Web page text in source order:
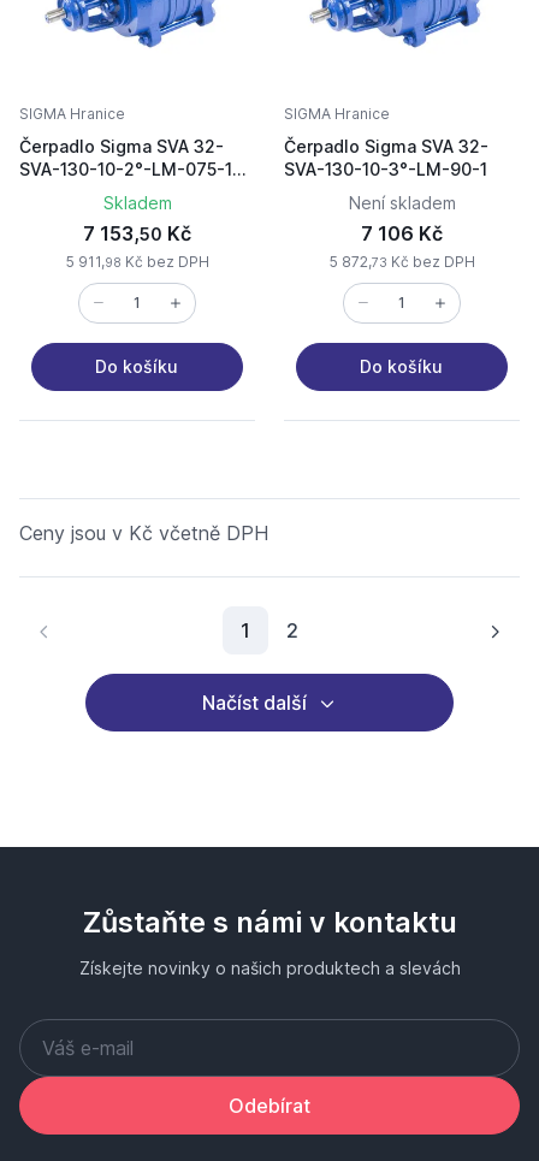
SIGMA Hranice
Čerpadlo Sigma SVA 32-
SVA-130-10-2°-LM-075-1
MU patkove mechanicka
Skladem
7 153,50 Kč
5 911,98 Kč bez DPH
Do košíku
SIGMA Hranice
Čerpadlo Sigma SVA 32-
SVA-130-10-3°-LM-90-1
Není skladem
7 106 Kč
5 872,73 Kč bez DPH
Do košíku
Ceny jsou v Kč včetně DPH
1 Aktuální stránka
2
Načíst další
Zůstaňte s námi v kontaktu
Získejte novinky o našich produktech a slevách
Odebírat